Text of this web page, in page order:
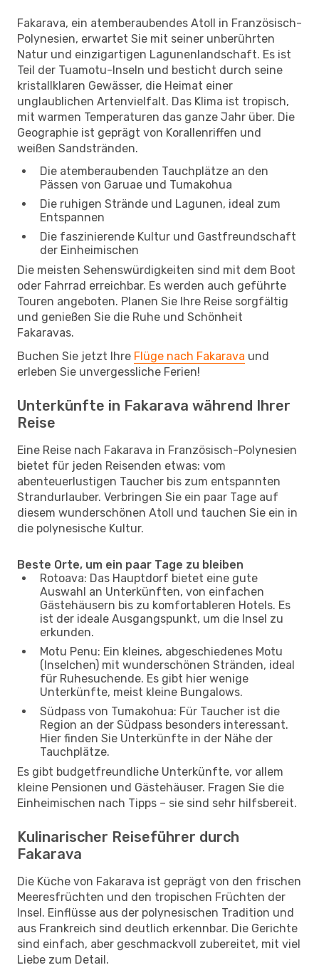
Fakarava, ein atemberaubendes Atoll in Französisch-
Polynesien, erwartet Sie mit seiner unberührten
Natur und einzigartigen Lagunenlandschaft. Es ist
Teil der Tuamotu-Inseln und besticht durch seine
kristallklaren Gewässer, die Heimat einer
unglaublichen Artenvielfalt. Das Klima ist tropisch,
mit warmen Temperaturen das ganze Jahr über. Die
Geographie ist geprägt von Korallenriffen und
weißen Sandstränden.
Die atemberaubenden Tauchplätze an den
Pässen von Garuae und Tumakohua
Die ruhigen Strände und Lagunen, ideal zum
Entspannen
Die faszinierende Kultur und Gastfreundschaft
der Einheimischen
Die meisten Sehenswürdigkeiten sind mit dem Boot
oder Fahrrad erreichbar. Es werden auch geführte
Touren angeboten. Planen Sie Ihre Reise sorgfältig
und genießen Sie die Ruhe und Schönheit
Fakaravas.
Buchen Sie jetzt Ihre Flüge nach Fakarava und
erleben Sie unvergessliche Ferien!
Unterkünfte in Fakarava während Ihrer
Reise
Eine Reise nach Fakarava in Französisch-Polynesien
bietet für jeden Reisenden etwas: vom
abenteuerlustigen Taucher bis zum entspannten
Strandurlauber. Verbringen Sie ein paar Tage auf
diesem wunderschönen Atoll und tauchen Sie ein in
die polynesische Kultur.
Beste Orte, um ein paar Tage zu bleiben
Rotoava: Das Hauptdorf bietet eine gute
Auswahl an Unterkünften, von einfachen
Gästehäusern bis zu komfortableren Hotels. Es
ist der ideale Ausgangspunkt, um die Insel zu
erkunden.
Motu Penu: Ein kleines, abgeschiedenes Motu
(Inselchen) mit wunderschönen Stränden, ideal
für Ruhesuchende. Es gibt hier wenige
Unterkünfte, meist kleine Bungalows.
Südpass von Tumakohua: Für Taucher ist die
Region an der Südpass besonders interessant.
Hier finden Sie Unterkünfte in der Nähe der
Tauchplätze.
Es gibt budgetfreundliche Unterkünfte, vor allem
kleine Pensionen und Gästehäuser. Fragen Sie die
Einheimischen nach Tipps – sie sind sehr hilfsbereit.
Kulinarischer Reiseführer durch
Fakarava
Die Küche von Fakarava ist geprägt von den frischen
Meeresfrüchten und den tropischen Früchten der
Insel. Einflüsse aus der polynesischen Tradition und
aus Frankreich sind deutlich erkennbar. Die Gerichte
sind einfach, aber geschmackvoll zubereitet, mit viel
Liebe zum Detail.